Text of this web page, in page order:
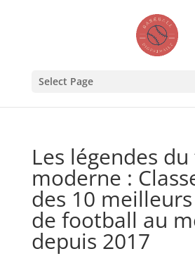
Select Page
Les légendes
moderne :
des 10
de football au
depuis 2017